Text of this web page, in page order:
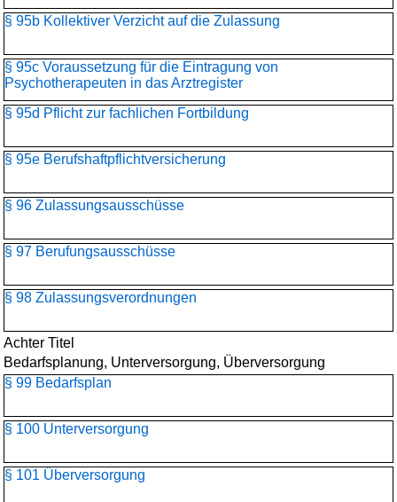
§ 95b Kollektiver Verzicht auf die Zulassung
§ 95c Voraussetzung für die Eintragung von
Psychotherapeuten in das Arztregister
§ 95d Pflicht zur fachlichen Fortbildung
§ 95e Berufshaftpflichtversicherung
§ 96 Zulassungsausschüsse
§ 97 Berufungsausschüsse
§ 98 Zulassungsverordnungen
Achter Titel
Bedarfsplanung, Unterversorgung, Überversorgung
§ 99 Bedarfsplan
§ 100 Unterversorgung
§ 101 Überversorgung